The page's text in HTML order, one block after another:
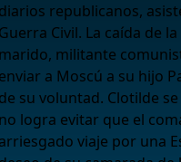
diarios republicanos,
Guerra Civil. La caída de
marido, militante
enviar a Moscú a su hijo
de su voluntad. Clotilde
no logra evitar que el
arriesgado viaje por una